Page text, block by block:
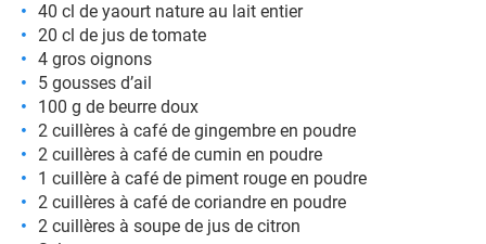
40 cl de yaourt nature au lait entier
20 cl de jus de tomate
4 gros oignons
5 gousses d’ail
100 g de beurre doux
2 cuillères à café de gingembre en poudre
2 cuillères à café de cumin en poudre
1 cuillère à café de piment rouge en poudre
2 cuillères à café de coriandre en poudre
2 cuillères à soupe de jus de citron